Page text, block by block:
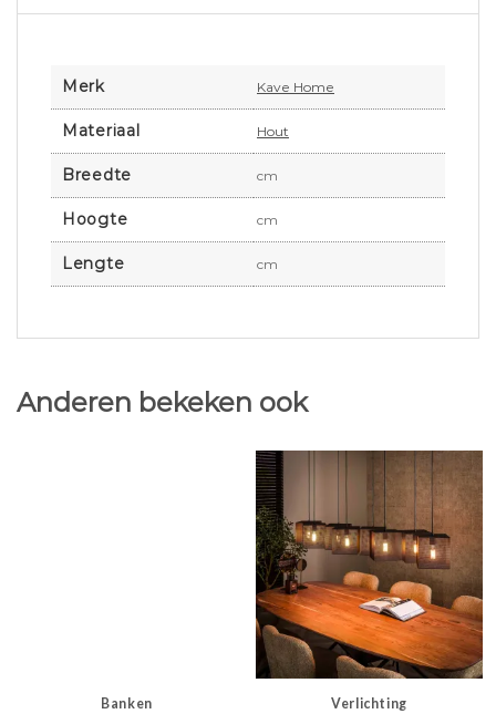
Merk Kave Home
Materiaal Hout
Breedte cm
Hoogte cm
Lengte cm
Anderen bekeken ook
Banken Verlichting